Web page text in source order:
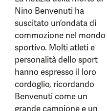
Nino Benvenuti ha
suscitato un’ondata di
commozione nel mondo
sportivo. Molti atleti e
personalità dello sport
hanno espresso il loro
cordoglio, ricordando
Benvenuti come un
grande campione e un